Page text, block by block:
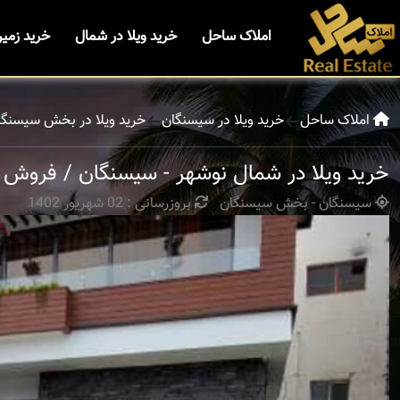
املاک ساحل خرید ویلا در شمال خرید
املاک ساحل خرید ویلا در سیسنگان خرید ویلا در بخش
خرید ویلا در شمال نوشهر - سیسنگان /
سیسنگان - بخش سیسنگان بروزرسانی : 02 شهریور 1402